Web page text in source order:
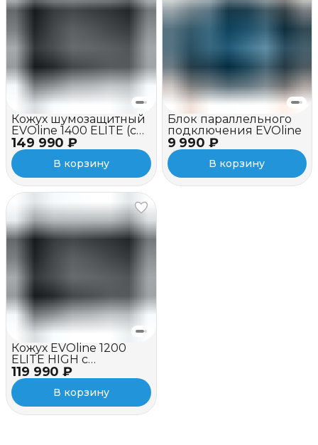
149 990 ₽
Кожух шумозащитный
EVOline 1400 ELITE (c
вентилятором)
В корзину
9 990 ₽
Блок параллельного
подключения EVOline
В корзину
119 990 ₽
Кожух EVOline 1200
ELITE HIGH c
вентилятором
В корзину